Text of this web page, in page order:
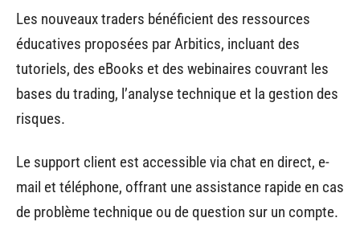
Les nouveaux traders bénéficient des ressources
éducatives proposées par Arbitics, incluant des
tutoriels, des eBooks et des webinaires couvrant les
bases du trading, l’analyse technique et la gestion des
risques.
Le support client est accessible via chat en direct, e-
mail et téléphone, offrant une assistance rapide en cas
de problème technique ou de question sur un compte.